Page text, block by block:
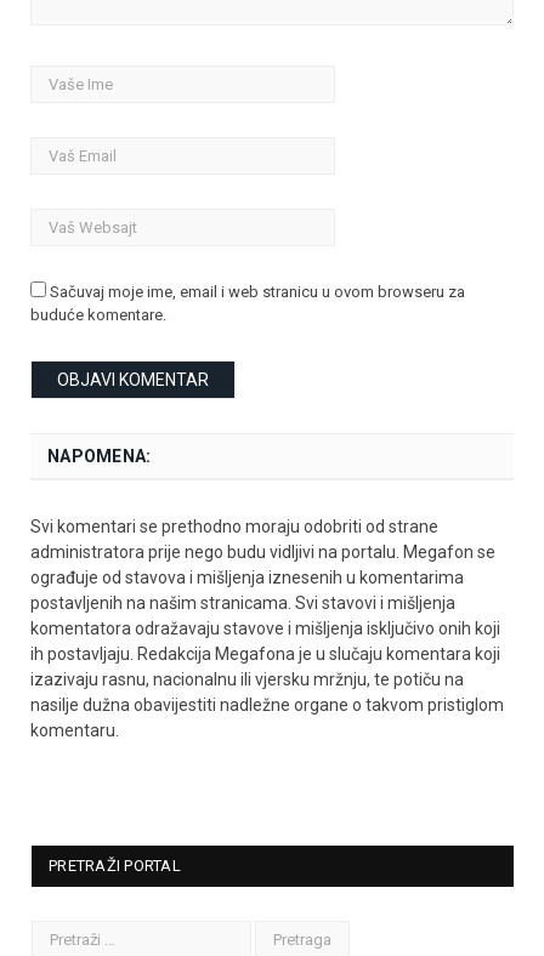
Sačuvaj moje ime, email i web stranicu u ovom browseru za
buduće komentare.
NAPOMENA:
Svi komentari se prethodno moraju odobriti od strane
administratora prije nego budu vidljivi na portalu. Megafon se
ograđuje od stavova i mišljenja iznesenih u komentarima
postavljenih na našim stranicama. Svi stavovi i mišljenja
komentatora odražavaju stavove i mišljenja isključivo onih koji
ih postavljaju. Redakcija Megafona je u slučaju komentara koji
izazivaju rasnu, nacionalnu ili vjersku mržnju, te potiču na
nasilje dužna obavijestiti nadležne organe o takvom pristiglom
komentaru.
PRETRAŽI PORTAL